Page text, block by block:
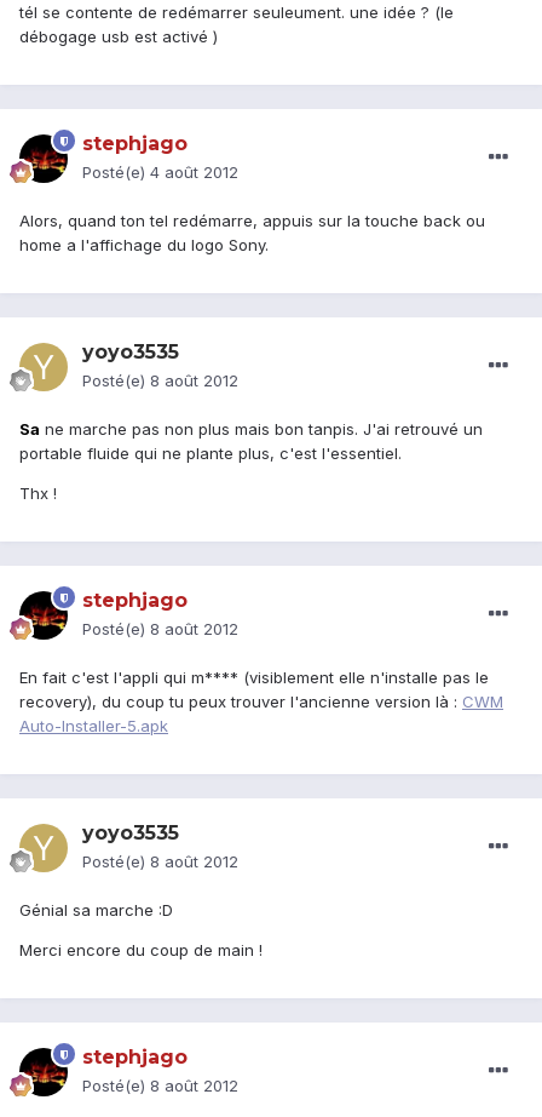
tél se contente de redémarrer seuleument. une idée ? (le
débogage usb est activé )
stephjago
Posté(e) 4 août 2012
Alors, quand ton tel redémarre, appuis sur la touche back ou
home a l'affichage du logo Sony.
yoyo3535
Posté(e) 8 août 2012
Sa ne marche pas non plus mais bon tanpis. J'ai retrouvé un
portable fluide qui ne plante plus, c'est l'essentiel.
Thx !
stephjago
Posté(e) 8 août 2012
En fait c'est l'appli qui m**** (visiblement elle n'installe pas le
recovery), du coup tu peux trouver l'ancienne version là : CWM
Auto-Installer-5.apk
yoyo3535
Posté(e) 8 août 2012
Génial sa marche :D
Merci encore du coup de main !
stephjago
Posté(e) 8 août 2012